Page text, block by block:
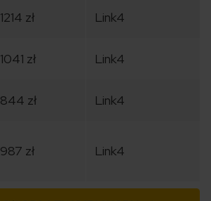
1214 zł Link4
1041 zł Link4
844 zł Link4
987 zł Link4